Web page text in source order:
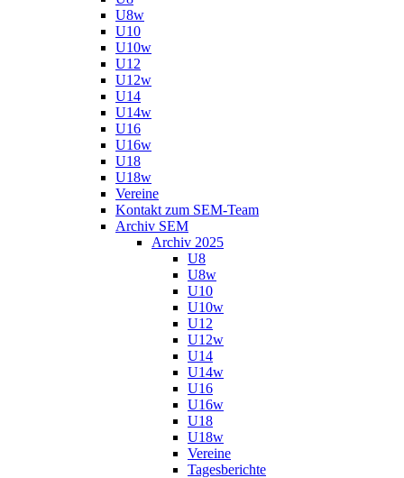
U8w
U10
U10w
U12
U12w
U14
U14w
U16
U16w
U18
U18w
Vereine
Kontakt zum SEM-Team
Archiv SEM
Archiv 2025
U8
U8w
U10
U10w
U12
U12w
U14
U14w
U16
U16w
U18
U18w
Vereine
Tagesberichte